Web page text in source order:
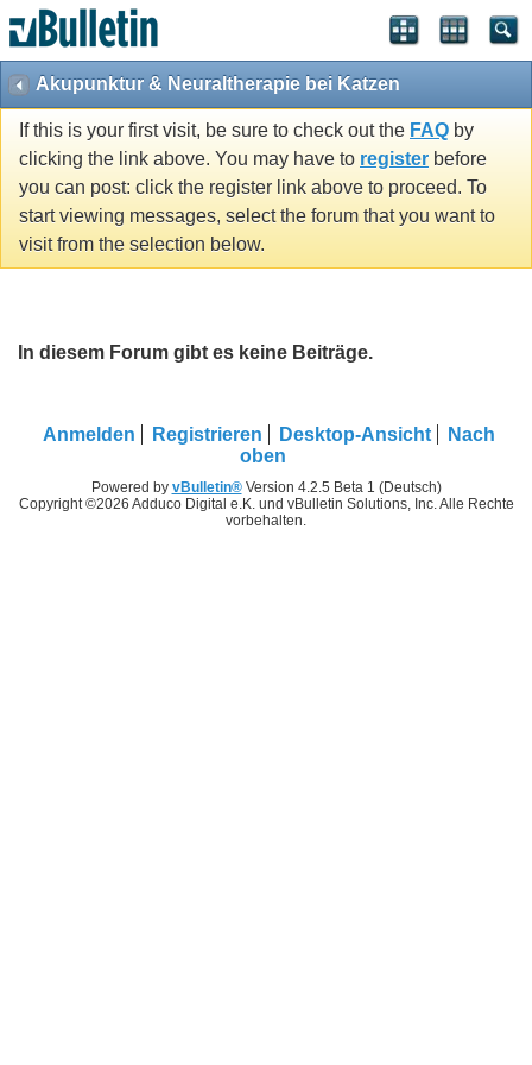
Akupunktur & Neuraltherapie bei Katzen
If this is your first visit, be sure to check out the FAQ by
clicking the link above. You may have to register before
you can post: click the register link above to proceed. To
start viewing messages, select the forum that you want to
visit from the selection below.
In diesem Forum gibt es keine Beiträge.
Anmelden Registrieren Desktop-Ansicht
Nach
oben
Powered by vBulletin®Version 4.2.5 Beta 1 (Deutsch)
Copyright ©2026 Adduco Digital e.K. und vBulletin Solutions, Inc. Alle Rechte
vorbehalten.